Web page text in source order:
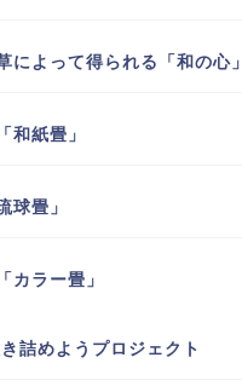
によって得られる「和の心」
和紙畳」
球畳」
カラー畳」
詰めようプロジェクト